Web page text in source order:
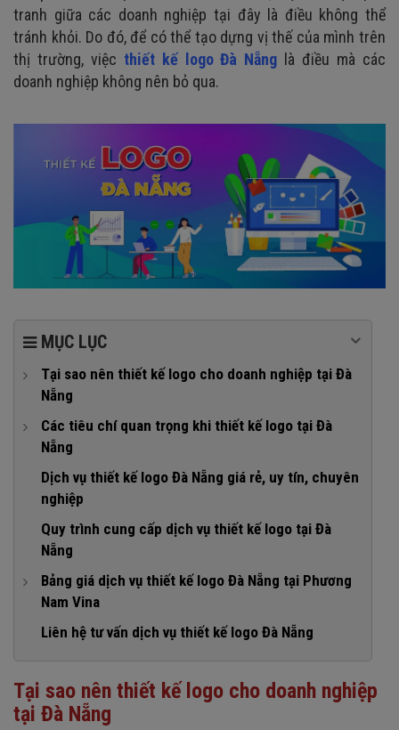
tranh giữa các doanh nghiệp tại đây là điều không thể
tránh khỏi. Do đó, để có thể tạo dựng vị thế của mình trên
thị trường, việc thiết kế logo Đà Nẵng là điều mà các
doanh nghiệp không nên bỏ qua.
MỤC LỤC
Tại sao nên thiết kế logo cho doanh nghiệp tại Đà
Nẵng
1. Khẳng định uy tín, chuyên nghiệp
2. Thu hút và giữ chân khách hàng
3. Gia tăng độ nhận diện thương hiệu
4. Nâng cao lợi thế cạnh tranh trên thị trường
Các tiêu chí quan trọng khi thiết kế logo tại Đà
Nẵng
1. Logo đẹp và thể hiện được bản sắc thương hiệu
2. Logo phù hợp với lĩnh vực kinh doanh
3. Logo đơn giản, dễ nhớ
4. Logo sáng tạo, độc nhất
5. Logo có tính bền vững với thời gian
Dịch vụ thiết kế logo Đà Nẵng giá rẻ, uy tín, chuyên
nghiệp
Quy trình cung cấp dịch vụ thiết kế logo tại Đà
Nẵng
Bảng giá dịch vụ thiết kế logo Đà Nẵng tại Phương
Nam Vina
1. Gói dịch vụ thiết kế logo Đà Nẵng giá rẻ
2. Gói dịch vụ thiết kế logo Đà Nẵng cơ bản
3. Gói dịch vụ thiết kế logo Đà Nẵng cao cấp
Liên hệ tư vấn dịch vụ thiết kế logo Đà Nẵng
Tại sao nên thiết kế logo cho doanh nghiệp
tại Đà Nẵng